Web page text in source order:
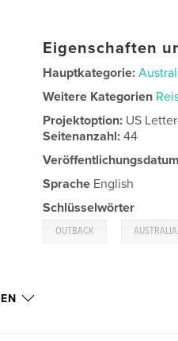
Eigenschaften
Hauptkategorie:
Weitere Kategorien
Projektoption: US
Seitenanzahl:44
Sprache English
Schlüsselwörter
OUTBACK AUSTRALIA